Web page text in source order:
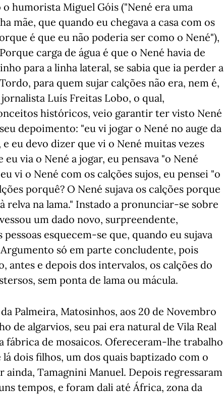
humorista Miguel Góis ("Nené era uma
mãe, que quando eu chegava a casa com os
é que eu não poderia ser como o Nené"),
carga de água é que o Nené havia de
para a linha lateral, se sabia que ia perder a
para quem sujar calções não era, nem é,
Luís Freitas Lobo, o qual,
históricos, veio garantir ter visto Nené
depoimento: "eu vi jogar o Nené no auge da
eu devo dizer que vi o Nené muitas vezes
via o Nené a jogar, eu pensava "o Nené
vi o Nené com os calções sujos, eu pensei "o
porquê? O Nené sujava os calções porque
relva na lama." Instado a pronunciar-se sobre
um dado novo, surpreendente,
esquecem-se que, quando eu sujava
só em parte concludente, pois
e depois dos intervalos, os calções do
sem ponta de lama ou mácula.
Palmeira, Matosinhos, aos 20 de Novembro
de algarvios, seu pai era natural de Vila Real
fábrica de mosaicos. Ofereceram-lhe trabalho
dois filhos, um dos quais baptizado com o
ainda, Tamagnini Manuel. Depois regressaram
tempos, e foram dali até África, zona da